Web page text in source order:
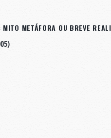
METÁFORA OU BREVE